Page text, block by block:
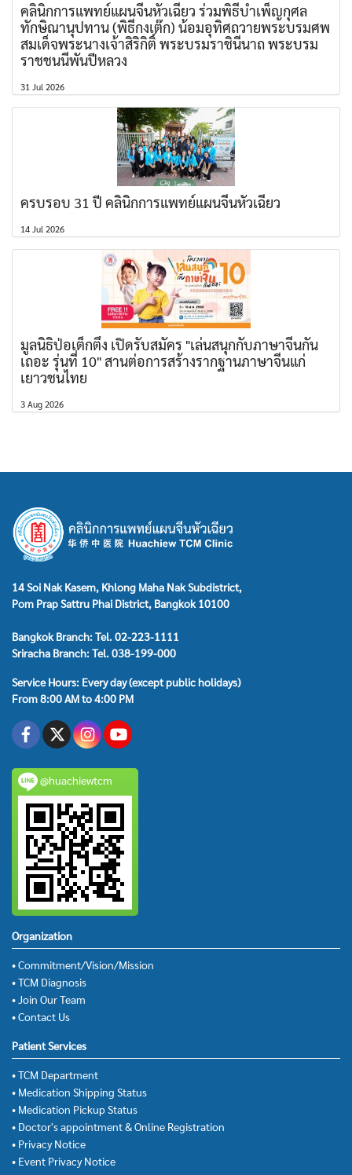
คลินิกการแพทย์แผนจีนหัวเฉียว ร่วมพิธีบำเพ็ญกุศล
ทักษิณานุปทาน (พิธีกงเต๊ก) น้อมอุทิศถวายพระบรมศพ
สมเด็จพระนางเจ้าสิริกิติ์ พระบรมราชินีนาถ พระบรม
ราชชนนีพันปีหลวง
31 Jul 2026
ครบรอบ 31 ปี คลินิกการแพทย์แผนจีนหัวเฉียว
14 Jul 2026
มูลนิธิป่อเต็กตึ๊ง เปิดรับสมัคร "เล่นสนุกกับภาษาจีนกัน
เถอะ รุ่นที่ 10" สานต่อการสร้างรากฐานภาษาจีนแก่
เยาวชนไทย
3 Aug 2026
14 Soi Nak Kasem, Khlong Maha Nak Subdistrict,
Pom Prap Sattru Phai District, Bangkok 10100
Bangkok Branch: Tel. 02-223-1111
Sriracha Branch: Tel. 038-199-000
Service Hours: Every day (except public holidays)
From 8:00 AM to 4:00 PM
@huachiewtcm
Organization
• Commitment/Vision/Mission
• TCM Diagnosis
• Join Our Team
• Contact Us
Patient Services
• TCM Department
• Medication Shipping Status
• Medication Pickup Status
• Doctor's appointment & Online Registration
• Privacy Notice
• Event Privacy Notice